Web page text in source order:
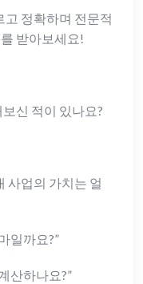
고 정확하며 전문적
받아보세요!
신 적이 있나요?
사업의 가치는 얼
일까요?”
산하나요?”